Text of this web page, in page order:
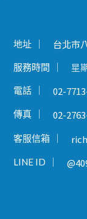
地址 台北市
服務時間 星
電話 02-
傳真 02-
客服信箱
LINE ID